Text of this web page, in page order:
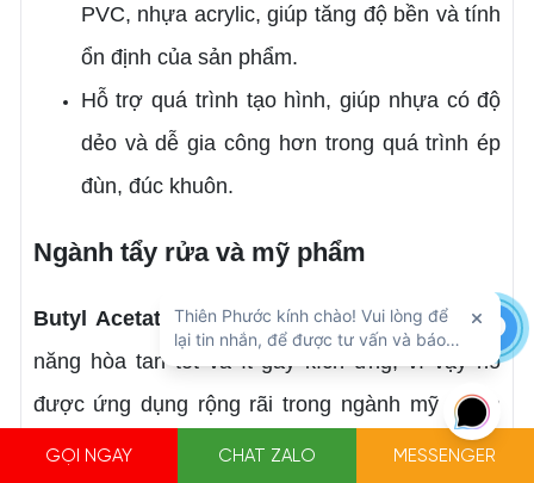
PVC, nhựa acrylic, giúp tăng độ bền và tính
ổn định của sản phẩm.
Hỗ trợ quá trình tạo hình, giúp nhựa có độ
dẻo và dễ gia công hơn trong quá trình ép
đùn, đúc khuôn.
Ngành tẩy rửa và mỹ phẩm
Butyl Acetate có đặc tính bay hơi nhanh, khả
năng hòa tan tốt và ít gây kích ứng, vì vậy nó
được ứng dụng rộng rãi trong ngành mỹ phẩm
và hóa chất tẩy rửa.
GỌI NGAY CHAT ZALO MESSENGER